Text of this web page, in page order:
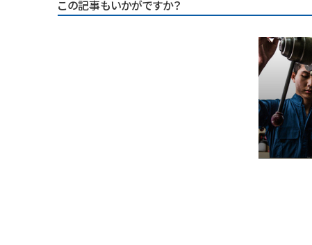
この記事もいかがですか？